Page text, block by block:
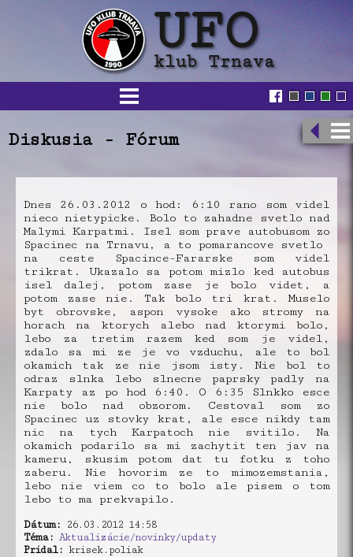
Diskusia - Fórum
Dnes 26.03.2012 o hod: 6:10 rano som videl
nieco nietypicke. Bolo to zahadne svetlo nad
Malymi Karpatmi. Isel som prave autobusom zo
Spacinec na Trnavu, a to pomarancove svetlo
na ceste Spacince-Fararske som videl
trikrat. Ukazalo sa potom mizlo ked autobus
isel dalej, potom zase je bolo videt, a
potom zase nie. Tak bolo tri krat. Muselo
byt obrovske, aspon vysoke ako stromy na
horach na ktorych alebo nad ktorymi bolo,
lebo za tretim razem ked som je videl,
zdalo sa mi ze je vo vzduchu, ale to bol
okamich tak ze nie jsom isty. Nie bol to
odraz slnka lebo slnecne paprsky padly na
Karpaty az po hod 6:40. O 6:35 Slnkko esce
nie bolo nad obzorom. Cestoval som zo
Spacinec uz stovky krat, ale esce nikdy tam
nic na tych Karpatoch nie svitilo. Na
okamich podarilo sa mi zachytit ten jav na
kameru, skusim potom dat tu fotku z toho
zaberu. Nie hovorim ze to mimozemstania,
lebo nie viem co to bolo ale pisem o tom
lebo to ma prekvapilo.
Dátum: 26.03.2012 14:58
Téma: Aktualizácie/novinky/updaty
Pridal: krisek.poliak